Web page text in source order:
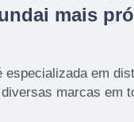
mais
especializada em
marcas em